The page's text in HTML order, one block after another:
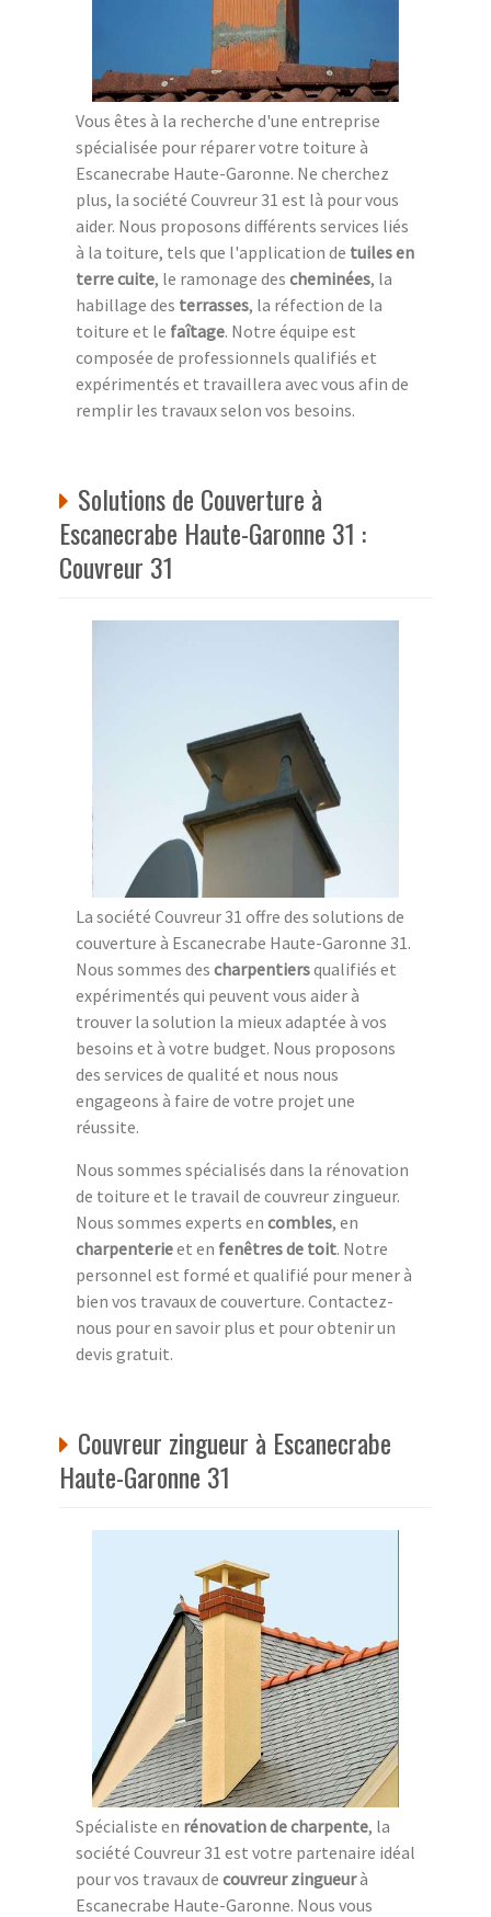
Vous êtes à la recherche d'une entreprise
spécialisée pour réparer votre toiture à
Escanecrabe Haute-Garonne. Ne cherchez
plus, la société Couvreur 31 est là pour vous
aider. Nous proposons différents services liés
à la toiture, tels que l'application de tuiles en
terre cuite, le ramonage des cheminées, la
habillage des terrasses, la réfection de la
toiture et le faîtage. Notre équipe est
composée de professionnels qualifiés et
expérimentés et travaillera avec vous afin de
remplir les travaux selon vos besoins.
Solutions de Couverture à
Escanecrabe Haute-Garonne 31 :
Couvreur 31
La société Couvreur 31 offre des solutions de
couverture à Escanecrabe Haute-Garonne 31.
Nous sommes des charpentiersqualifiés et
expérimentés qui peuvent vous aider à
trouver la solution la mieux adaptée à vos
besoins et à votre budget. Nous proposons
des services de qualité et nous nous
engageons à faire de votre projet une
réussite.
Nous sommes spécialisés dans la rénovation
de toiture et le travail de couvreur zingueur.
Nous sommes experts en combles, en
charpenterieet en fenêtres de toit. Notre
personnel est formé et qualifié pour mener à
bien vos travaux de couverture. Contactez-
nous pour en savoir plus et pour obtenir un
devis gratuit.
Couvreur zingueur à Escanecrabe
Haute-Garonne 31
Spécialiste en rénovation de charpente, la
société Couvreur 31 est votre partenaire idéal
pour vos travaux de couvreur zingueurà
Escanecrabe Haute-Garonne. Nous vous